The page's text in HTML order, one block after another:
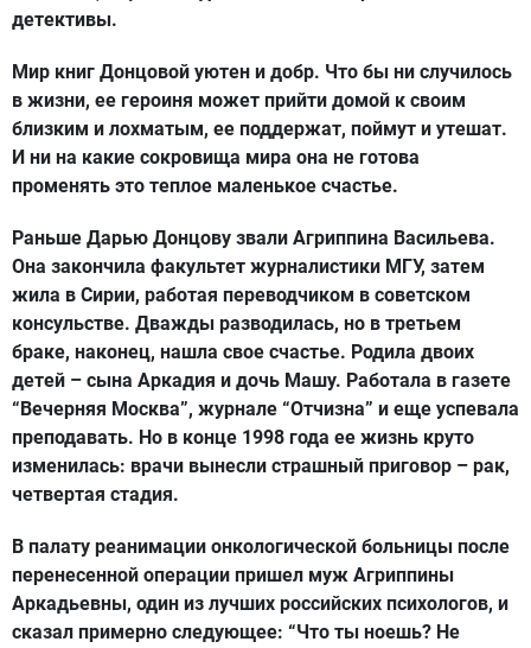
детективы.
Мир книг Донцовой уютен и добр. Что бы ни случилось
в жизни, ее героиня может прийти домой к своим
близким и лохматым, ее поддержат, поймут и утешат.
И ни на какие сокровища мира она не готова
променять это теплое маленькое счастье.
Раньше Дарью Донцову звали Агриппина Васильева.
Она закончила факультет журналистики МГУ, затем
жила в Сирии, работая переводчиком в советском
консульстве. Дважды разводилась, но в третьем
браке, наконец, нашла свое счастье. Родила двоих
детей – сына Аркадия и дочь Машу. Работала в газете
“Вечерняя Москва”, журнале “Отчизна” и еще успевала
преподавать. Но в конце 1998 года ее жизнь круто
изменилась: врачи вынесли страшный приговор – рак,
четвертая стадия.
В палату реанимации онкологической больницы после
перенесенной операции пришел муж Агриппины
Аркадьевны, один из лучших российских психологов, и
сказал примерно следующее: “Что ты ноешь? Не